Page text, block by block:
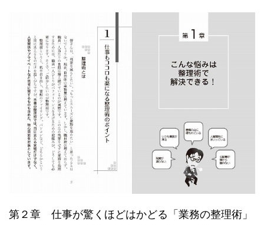
第２章 仕事が驚くほどはかどる「業務の整理術」